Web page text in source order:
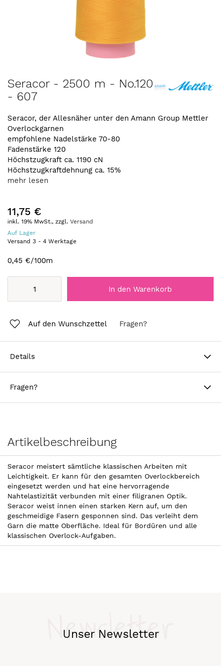
Anfang
der
springen
Seracor - 2500 m - No.120
- 607
Seracor, der Allesnäher unter den Amann Group Mettler
Overlockgarnen
empfohlene Nadelstärke 70-80
Fadenstärke 120
Höchstzugkraft ca. 1190 cN
Höchstzugkraftdehnung ca. 15%
mehr lesen
11,75 €
inkl. 19% MwSt., zzgl. Versand
Auf Lager
Versand 3 - 4 Werktage
0,45 €/100m
In den Warenkorb
Auf den Wunschzettel Fragen?
Details
Fragen?
Artikelbeschreibung
Seracor meistert sämtliche klassischen Arbeiten mit
Leichtigkeit. Er kann für den gesamten Overlockbereich
eingesetzt werden und hat eine hervorragende
Nahtelastizität verbunden mit einer filigranen Optik.
Seracor weist innen einen starken Kern auf, um den
geschmeidige Fasern gesponnen sind. Das verleiht dem
Garn die matte Oberfläche. Ideal für Bordüren und alle
klassischen Overlock-Aufgaben.
Unser Newsletter
Newsletter